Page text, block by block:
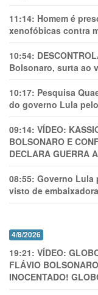
11:14: Homem é
xenofóbicas contra
10:54:
Bolsonaro, surta ao
10:17: Pesquisa
do governo Lula
09:14: VÍDEO:
BOLSONARO E
DECLARA GUERRA
08:55: Governo Lula
visto de
4/8/2026
19:21: VÍDEO:
FLÁVIO
INOCENTADO!